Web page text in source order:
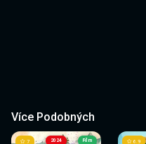
Více Podobných
2024
7 Film 6.9